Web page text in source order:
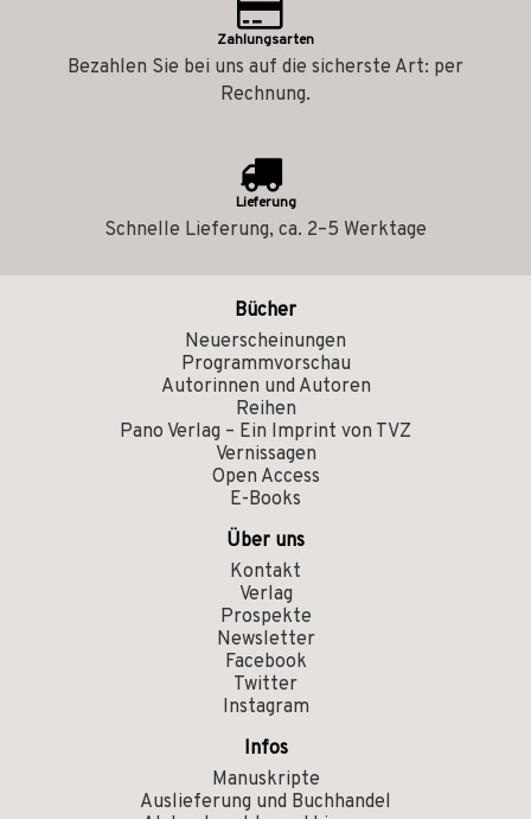
Zahlungsarten
Bezahlen Sie bei uns auf die sicherste Art: per
Rechnung.
Lieferung
Schnelle Lieferung, ca. 2–5 Werktage
Bücher
Neuerscheinungen
Programmvorschau
Autorinnen und Autoren
Reihen
Pano Verlag – Ein Imprint von TVZ
Vernissagen
Open Access
E-Books
Über uns
Kontakt
Verlag
Prospekte
Newsletter
Facebook
Twitter
Instagram
Infos
Manuskripte
Auslieferung und Buchhandel